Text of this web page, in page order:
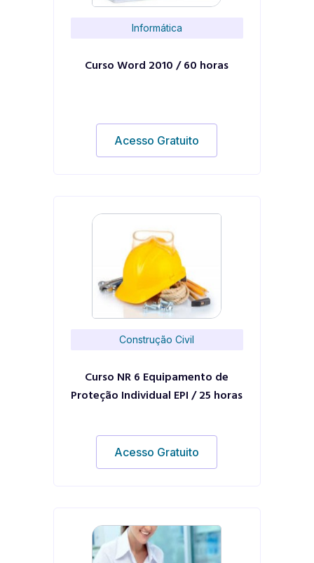
Informática
Curso Word 2010 / 60 horas
Acesso Gratuito
Construção Civil
Curso NR 6 Equipamento de
Proteção Individual EPI / 25 horas
Acesso Gratuito